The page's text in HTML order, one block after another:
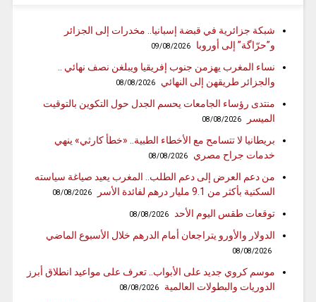
شبكة جزائرية في قبضة إسبانيا.. مخدرات إلى الجزائر
و”حرّاگة” إلى أوروبا
09/08/2026
نساء المغرب يهزمن جنوب إفريقيا ويبلغن نصف نهائي ..
والجزائر طريقهن إلى النهائي
08/08/2026
منتدى رؤساء الجامعات يحسم الجدل حول التكوين بالتوقيت
الميسر
08/08/2026
بريطانيا لا تتسامح مع الأخطاء الطبية.. «خطأ كارثي» ينهي
خدمات جراح مصري
08/08/2026
من دعم العرض إلى دعم الطلب.. المغرب يعيد صياغة سياسته
السكنية بأكثر من 9.1 مليار درهم لفائدة الأسر
08/08/2026
توقعات طقس اليوم الأحد 08/08/2026
الدولار والأورو يتراجعان أمام الدرهم خلال الأسبوع الماضي
08/08/2026
موسم كروي جديد على الأبواب.. تعرف على مواعيد انطلاق أبرز
الدوريات والبطولات العالمية
08/08/2026